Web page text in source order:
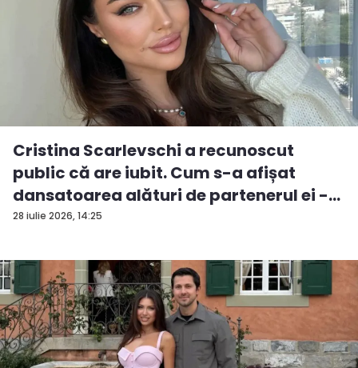
28 iulie 2026, 14:25
Cristina Scarlevschi a recunoscut
public că are iubit. Cum s-a afișat
dansatoarea alături de partenerul ei -
V...